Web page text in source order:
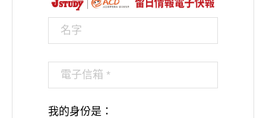
我的身份是：